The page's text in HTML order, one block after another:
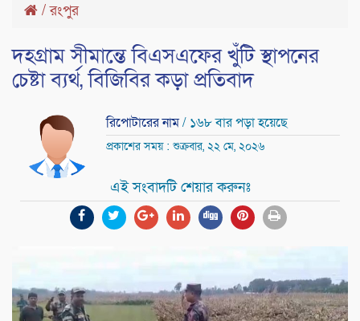
/রংপুর
দহগ্রাম সীমান্তে বিএসএফের খুঁটি স্থাপনের
চেষ্টা ব্যর্থ, বিজিবির কড়া প্রতিবাদ
রিপোটারের নাম/ ১৬৮ বার পড়া হয়েছে
প্রকাশের সময় : শুক্রবার, ২২ মে, ২০২৬
এই সংবাদটি শেয়ার করুনঃ